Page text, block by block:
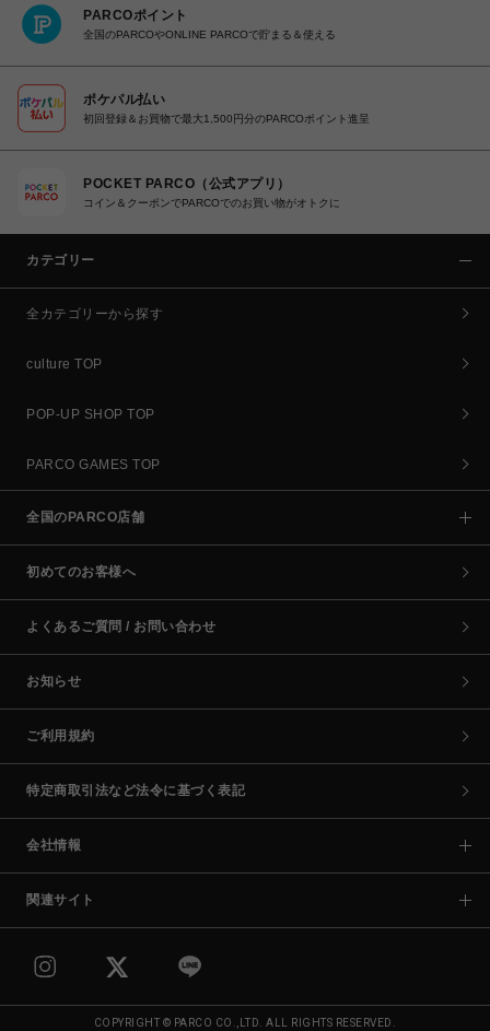
PARCOポイント
全国のPARCOやONLINE PARCOで貯まる＆使える
ポケパル払い
初回登録＆お買物で最大1,500円分のPARCOポイント進呈
POCKET PARCO（公式アプリ）
コイン＆クーポンでPARCOでのお買い物がオトクに
カテゴリー
全カテゴリーから探す
culture TOP
POP-UP SHOP TOP
PARCO GAMES TOP
全国のPARCO店舗
初めてのお客様へ
よくあるご質問 / お問い合わせ
お知らせ
ご利用規約
特定商取引法など法令に基づく表記
会社情報
関連サイト
COPYRIGHT © PARCO CO.,LTD. ALL RIGHTS RESERVED.